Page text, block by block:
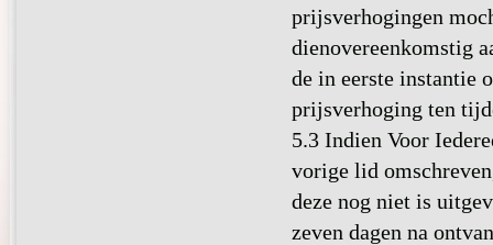
prijsverhogingen
dienovereenkomstig
de in eerste instantie
prijsverhoging ten
5.3 Indien Voor
vorige lid
deze nog niet is
zeven dagen na